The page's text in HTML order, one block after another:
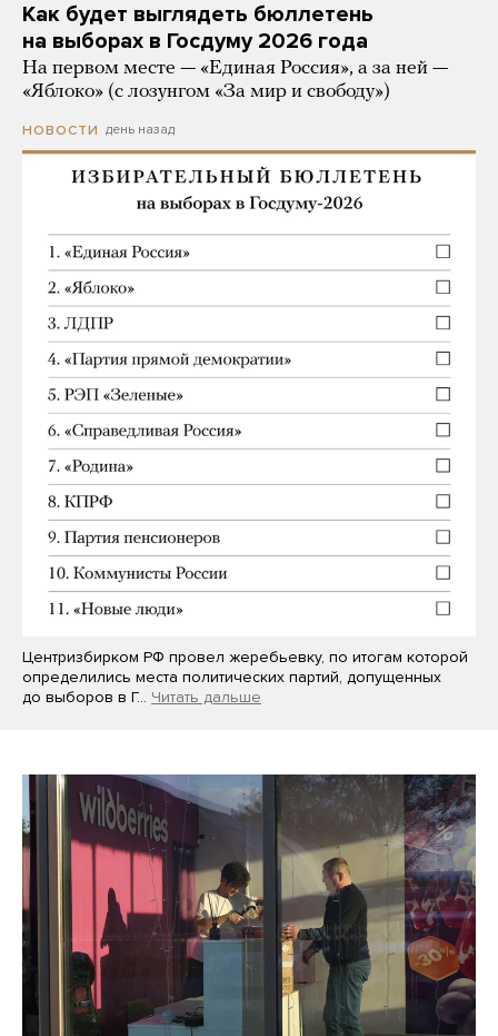
Как будет выглядеть бюллетень
на выборах в Госдуму 2026 года
На первом месте — «Единая Россия», а за ней —
«Яблоко» (с лозунгом «За мир и свободу»)
НОВОСТИ день назад
Центризбирком РФ провел жеребьевку, по итогам которой
определились места политических партий, допущенных
до выборов в Г… Читать дальше